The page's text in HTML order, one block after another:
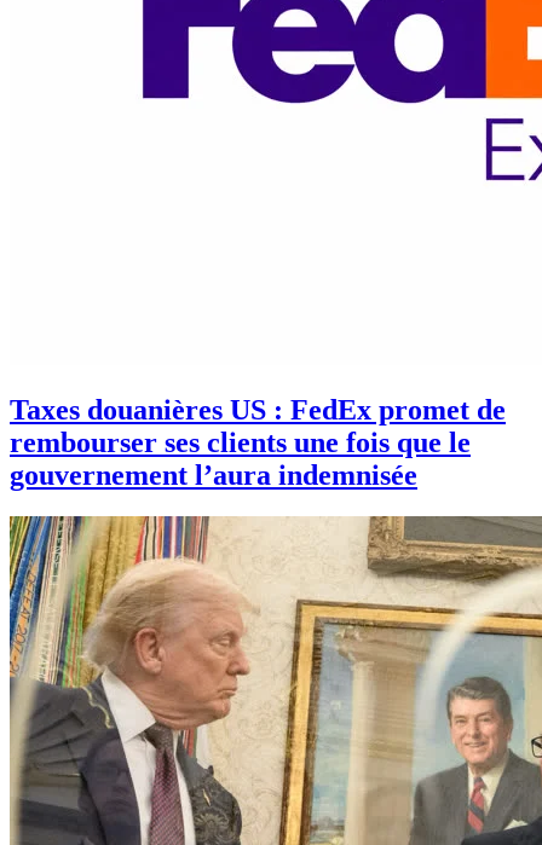
Taxes douanières US : FedEx promet de
rembourser ses clients une fois que le
gouvernement l’aura indemnisée